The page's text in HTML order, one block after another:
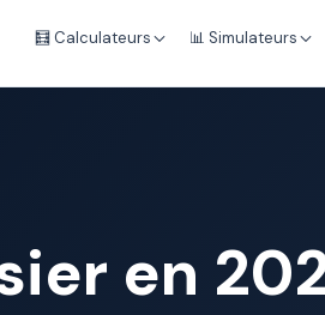
🧮 Calculateurs 📊 Simulateurs
en